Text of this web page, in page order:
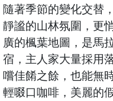
隨著季節的變化交替
靜謐的山林氛圍，更
廣的楓葉地圖，是馬
宿，主人家大量採用
嚐佳餚之餘，也能無
輕啜口咖啡，美麗的